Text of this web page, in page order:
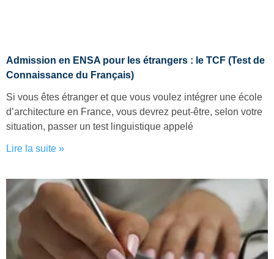
Admission en ENSA pour les étrangers : le TCF (Test de
Connaissance du Français)
Si vous êtes étranger et que vous voulez intégrer une école
d’architecture en France, vous devrez peut-être, selon votre
situation, passer un test linguistique appelé
Lire la suite »